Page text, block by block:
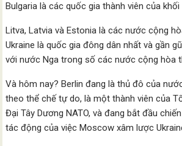
Bulgaria là các quốc gia thành viên của
Litva, Latvia và Estonia là các nước cộng
Ukraine là quốc gia đông dân nhất và gần
với nước Nga trong số các nước cộng hòa
Và hôm nay? Berlin đang là thủ đô của
theo thể chế tự do, là một thành viên của
Đại Tây Dương NATO, và đang bắt đầu
tác động của việc Moscow xâm lược